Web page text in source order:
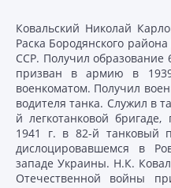
Ковальский Николай
Раска Бородянского
ССР. Получил образование
призван в армию в
военкоматом. Получил
водителя танка. Служил в
й легкотанковой
1941 г. в 82-й танковый
дислоцировавшемся в
западе Украины. Н.К.
Отечественной войны